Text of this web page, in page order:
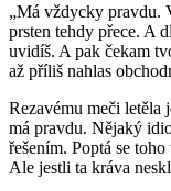
„Má vždycky pravdu.
prsten tehdy přece. A
uvidíš. A pak čekam
až příliš nahlas
Rezavému meči
má pravdu. Nějaký
řešením. Poptá se
Ale jestli ta kráva